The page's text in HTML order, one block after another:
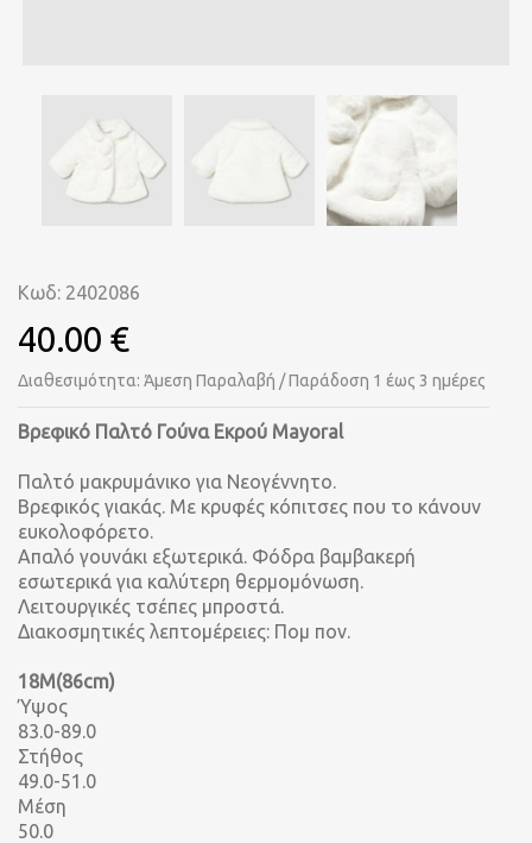
Κωδ: 2402086
40.00 €
Διαθεσιμότητα: Άμεση Παραλαβή / Παράδοση 1 έως 3 ημέρες
Βρεφικό Παλτό Γούνα Εκρού Mayoral
Παλτό μακρυμάνικο για Νεογέννητο.
Βρεφικός γιακάς. Με κρυφές κόπιτσες που το κάνουν
ευκολοφόρετο.
Απαλό γουνάκι εξωτερικά. Φόδρα βαμβακερή
εσωτερικά για καλύτερη θερμομόνωση.
Λειτουργικές τσέπες μπροστά.
Διακοσμητικές λεπτομέρειες: Πομ πον.
18Μ(86cm)
Ύψος
83.0-89.0
Στήθος
49.0-51.0
Μέση
50.0